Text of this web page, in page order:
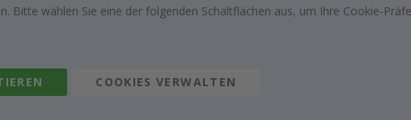
wählen Sie eine der folgenden Schaltflächen aus, um Ihre Cookie-
COOKIES VERWALTEN